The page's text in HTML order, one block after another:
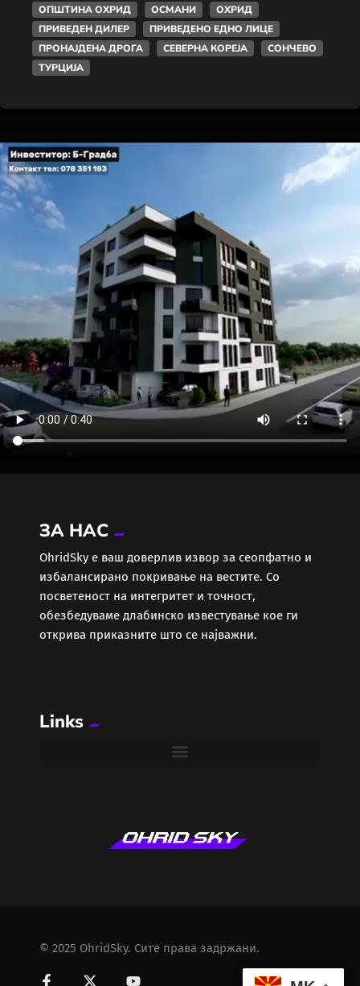
ОПШТИНА ОХРИД
ОСМАНИ
ОХРИД
ПРИВЕДЕН ДИЛЕР
ПРИВЕДЕНО ЕДНО ЛИЦЕ
ПРОНАЈДЕНА ДРОГА
СЕВЕРНА КОРЕЈА
СОНЧЕВО
ТУРЦИЈА
ЗА НАС
ОhridSky е ваш доверлив извор за сеопфатно и
избалансирано покривање на вестите. Со
посветеност на интегритет и точност,
обезбедуваме длабинско известување кое ги
открива приказните што се најважни.
Links
© 2025 OhridSky. Сите права задржани.